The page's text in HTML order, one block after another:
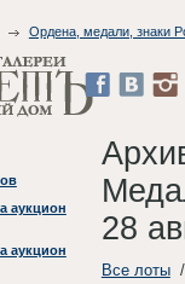
Ордена, медали, знаки
аукцион
аукцион
28
Все лоты/